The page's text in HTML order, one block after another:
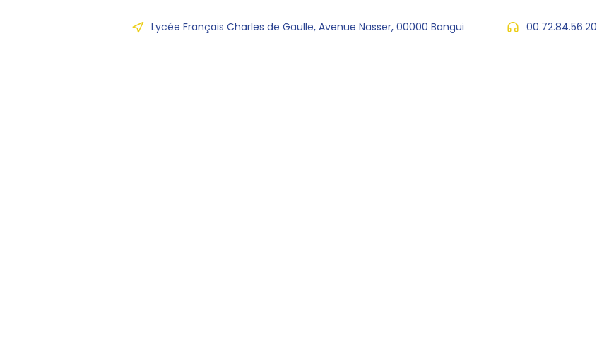
Lycée Français Charles de Gaulle, Avenue Nasser, 00000 Bangui 00.72.84.56.20